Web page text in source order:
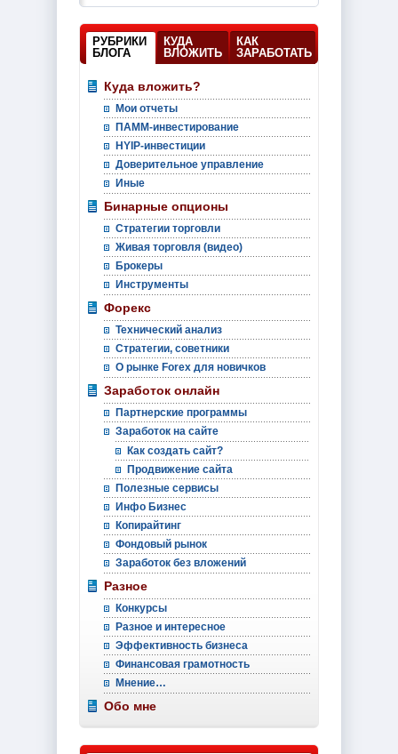
РУБРИКИ
БЛОГА
КУДА
ВЛОЖИТЬ
КАК
ЗАРАБОТАТЬ
Куда вложить?
Мои отчеты
ПАММ-инвестирование
HYIP-инвестиции
Доверительное управление
Иные
Бинарные опционы
Стратегии торговли
Живая торговля (видео)
Брокеры
Инструменты
Форекс
Технический анализ
Стратегии, советники
О рынке Forex для новичков
Заработок онлайн
Партнерские программы
Заработок на сайте
Как создать сайт?
Продвижение сайта
Полезные сервисы
Инфо Бизнес
Копирайтинг
Фондовый рынок
Заработок без вложений
Разное
Конкурсы
Разное и интересное
Эффективность бизнеса
Финансовая грамотность
Мнение…
Обо мне